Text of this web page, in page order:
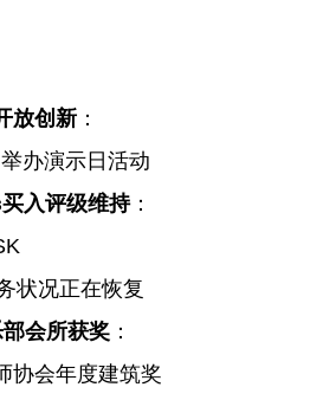
放创新 ：
办演示日活动
入评级维持：
状况正在恢复
会所获奖 ：
协会年度建筑奖